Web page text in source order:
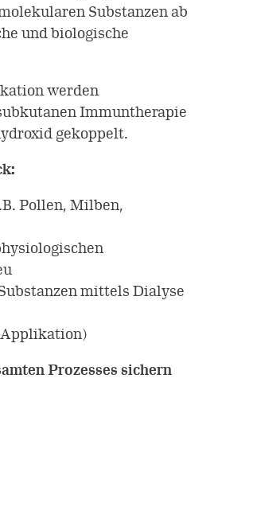
Substanzen ab
und biologische
werden
Immuntherapie
gekoppelt.
Pollen, Milben,
mittels Dialyse
Prozesses sichern